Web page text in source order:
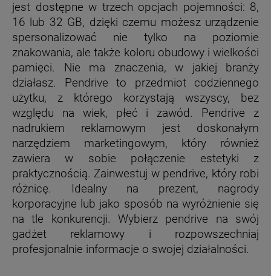
jest dostępne w trzech opcjach pojemności: 8,
16 lub 32 GB, dzięki czemu możesz urządzenie
spersonalizować nie tylko na poziomie
znakowania, ale także koloru obudowy i wielkości
pamięci. Nie ma znaczenia, w jakiej branży
działasz. Pendrive to przedmiot codziennego
użytku, z którego korzystają wszyscy, bez
względu na wiek, płeć i zawód. Pendrive z
nadrukiem reklamowym jest doskonałym
narzędziem marketingowym, który również
zawiera w sobie połączenie estetyki z
praktycznością. Zainwestuj w pendrive, który robi
różnicę. Idealny na prezent, nagrody
korporacyjne lub jako sposób na wyróżnienie się
na tle konkurencji. Wybierz pendrive na swój
gadżet reklamowy i rozpowszechniaj
profesjonalnie informacje o swojej działalności.